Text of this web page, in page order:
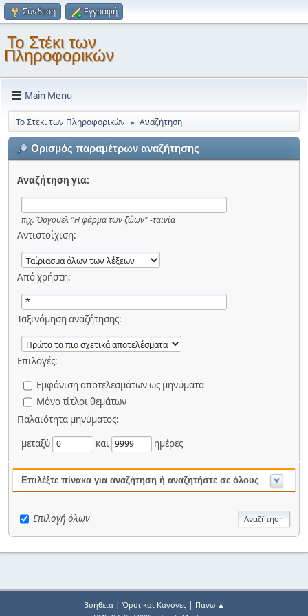
Σύνδεση Εγγραφή
Το Στέκι των
Πληροφορικών
Main Menu
Το Στέκι των Πληροφορικών ► Αναζήτηση
Ορισμός παραμέτρων αναζήτησης
Αναζήτηση για:
π.χ. Όργουελ "Η φάρμα των ζώων" -ταινία
Αντιστοίχιση:
Από χρήστη:
Ταξινόμηση αναζήτησης:
Επιλογές:
Εμφάνιση αποτελεσμάτων ως μηνύματα
Μόνο τίτλοι θεμάτων
Παλαιότητα μηνύματος:
μεταξύ
και ημέρες
Επιλέξτε πίνακα για αναζήτηση ή αναζητήστε σε όλους
Επιλογή όλων
Βοήθεια| Όροι και Κανόνες| Πάνω ▲